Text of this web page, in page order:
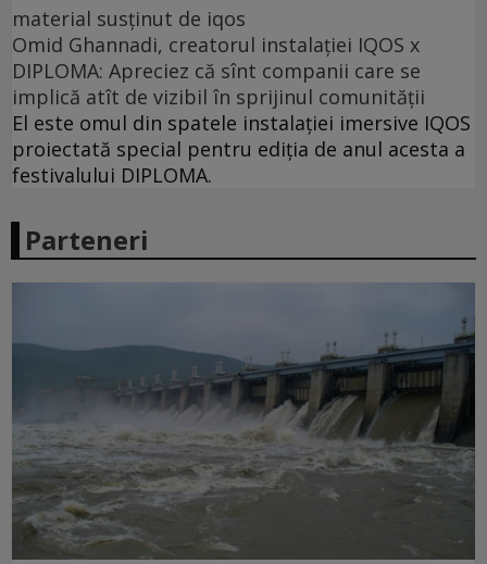
material susținut de iqos
Omid Ghannadi, creatorul instalației IQOS x
DIPLOMA: Apreciez că sînt companii care se
implică atît de vizibil în sprijinul comunității
El este omul din spatele instalației imersive IQOS
proiectată special pentru ediția de anul acesta a
festivalului DIPLOMA.
Parteneri